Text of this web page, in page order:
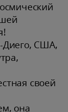
Диего, США,
своей
она